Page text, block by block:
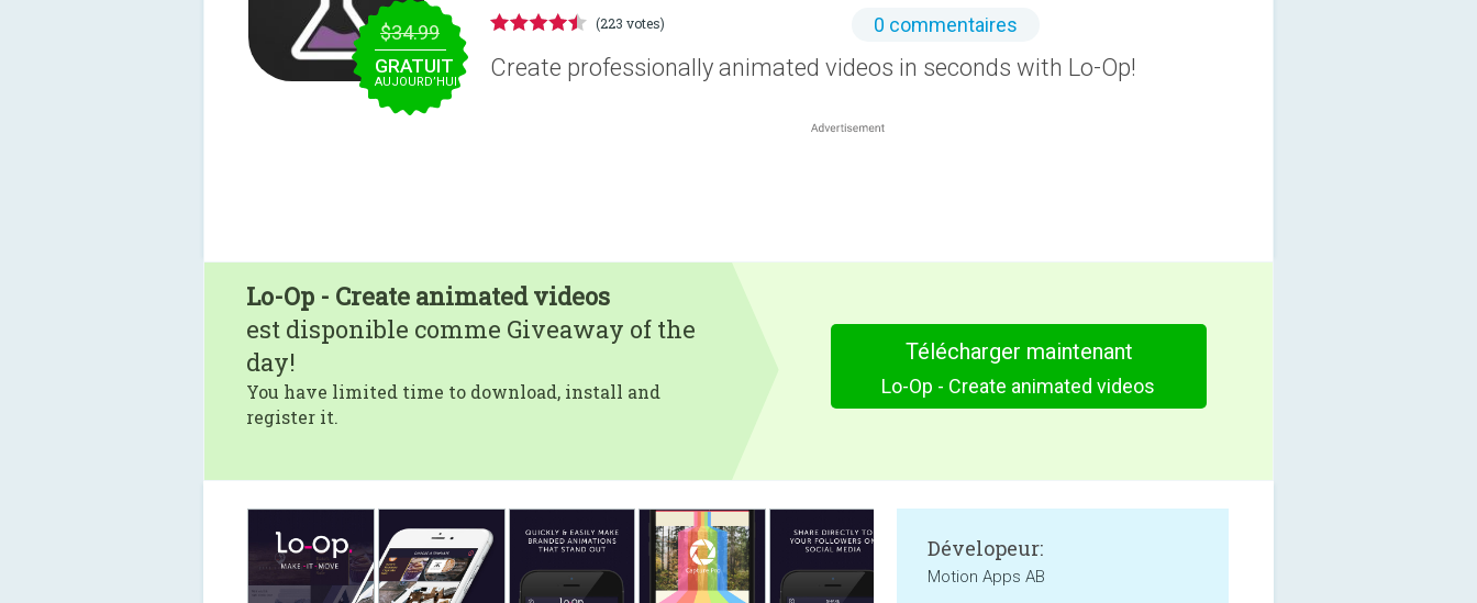
$34.99
GRATUIT
AUJOURD’HUI
(223 votes) 0 commentaires
Create professionally animated videos in seconds with Lo-Op!
Lo-Op - Create animated videos
est disponible comme Giveaway of the
day!
You have limited time to download, install and
register it.
Télécharger maintenant
Lo-Op - Create animated videos
Dévelopeur:
Motion Apps AB